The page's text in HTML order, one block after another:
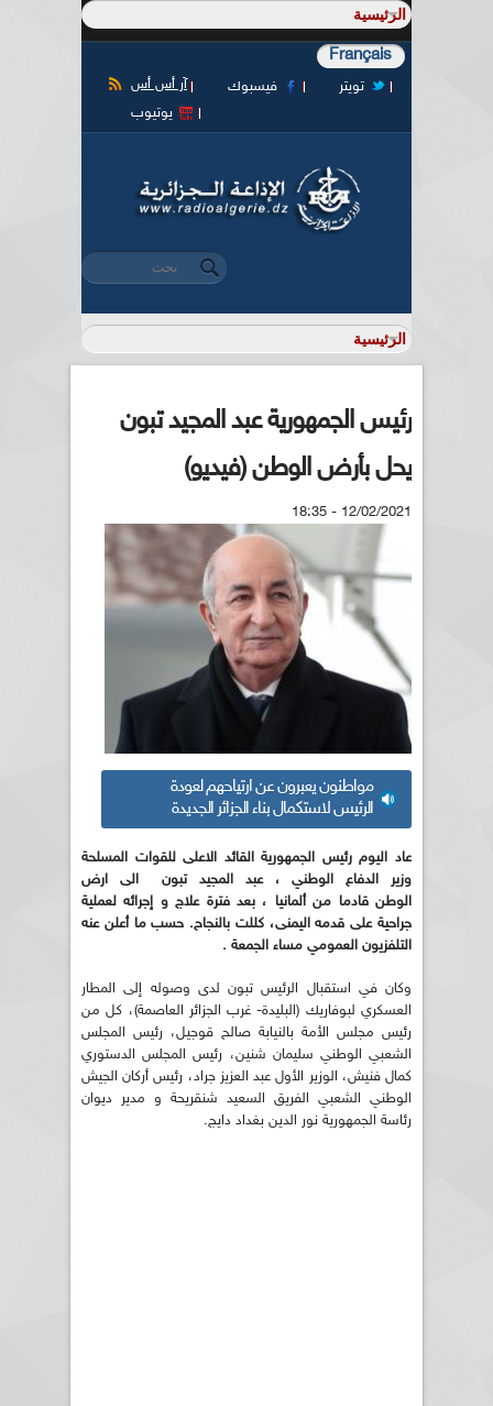
Français
آر أس أس فيسبوك
تويتر
يوتيوب
استمارة البحث
‏بحث ‏
رئيس الجمهورية عبد المجيد تبون
يحل بأرض الوطن (فيديو)
12/02/2021 - 18:35
مواطنون يعبرون عن ارتياحهم لعودة
الرئيس لاستكمال بناء الجزائر الجديدة
عاد اليوم رئيس الجمهورية القائد الاعلى للقوات المسلحة
وزير الدفاع الوطني ، عبد المجيد تبون الى ارض
الوطن قادما من ألمانيا ، بعد فترة علاج و إجرائه لعملية
جراحية على قدمه اليمنى، كللت بالنجاح. حسب ما أعلن عنه
التلفزيون العمومي مساء الجمعة .
وكان في استقبال الرئيس تبون لدى وصوله إلى المطار
العسكري لبوفاريك (البليدة- غرب الجزائر العاصمة)، كل من
رئيس مجلس الأمة بالنيابة صالح قوجيل، رئيس المجلس
الشعبي الوطني سليمان شنين، رئيس المجلس الدستوري
كمال فنيش، الوزير الأول عبد العزيز جراد، رئيس أركان الجيش
الوطني الشعبي الفريق السعيد شنقريحة و مدير ديوان
رئاسة الجمهورية نور الدين بغداد دايج.